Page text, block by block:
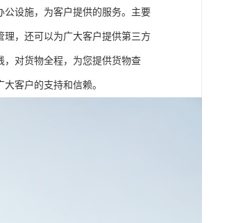
公设施，为客户提供的服务。主要
，还可以为广大客户提供第三方
，对货物全程，为您提供货物查
客户的支持和信赖。